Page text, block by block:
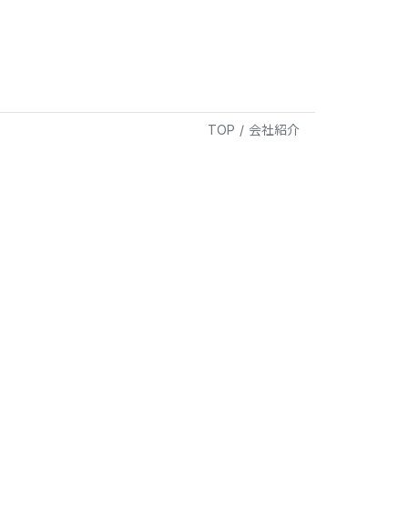
TOP / 会社紹介